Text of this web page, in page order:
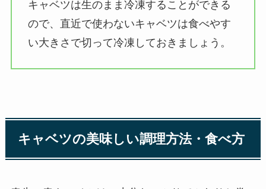
キャベツは生のまま冷凍することができる
ので、直近で使わないキャベツは食べやす
い大きさで切って冷凍しておきましょう。
キャベツの美味しい調理方法・食べ方